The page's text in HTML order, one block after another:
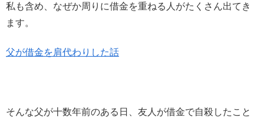
私も含め、なぜか周りに借金を重ねる人がたくさん出てき
ます。
父が借金を肩代わりした話
そんな父が十数年前のある日、友人が借金で自殺したこと